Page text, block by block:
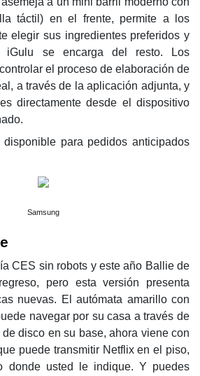
táctil) en el frente, permite a los
elegir sus ingredientes preferidos y
se encarga del resto. Los
el proceso de elaboración de
a través de la aplicación adjunta, y
directamente desde el dispositivo
para pedidos anticipados
Samsung
CES sin robots y este año Ballie de
pero esta versión presenta
nuevas. El autómata amarillo con
navegar por su casa a través de
disco en su base, ahora viene con
puede transmitir Netflix en el piso,
donde usted le indique. Y puedes